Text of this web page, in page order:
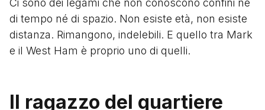
Ci sono dei legami che non conoscono confini né
di tempo né di spazio. Non esiste età, non esiste
distanza. Rimangono, indelebili. E quello tra Mark
e il West Ham è proprio uno di quelli.
Il ragazzo del quartiere